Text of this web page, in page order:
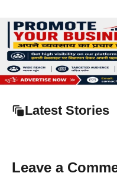
Latest Stories
Leave a